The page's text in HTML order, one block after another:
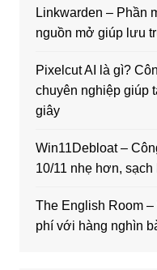
Linkwarden – Phần
nguồn mở giúp lưu
Pixelcut AI là gì?
chuyên nghiệp giúp
giây
Win11Debloat –
10/11 nhẹ hơn,
The English Room
phí với hàng nghìn